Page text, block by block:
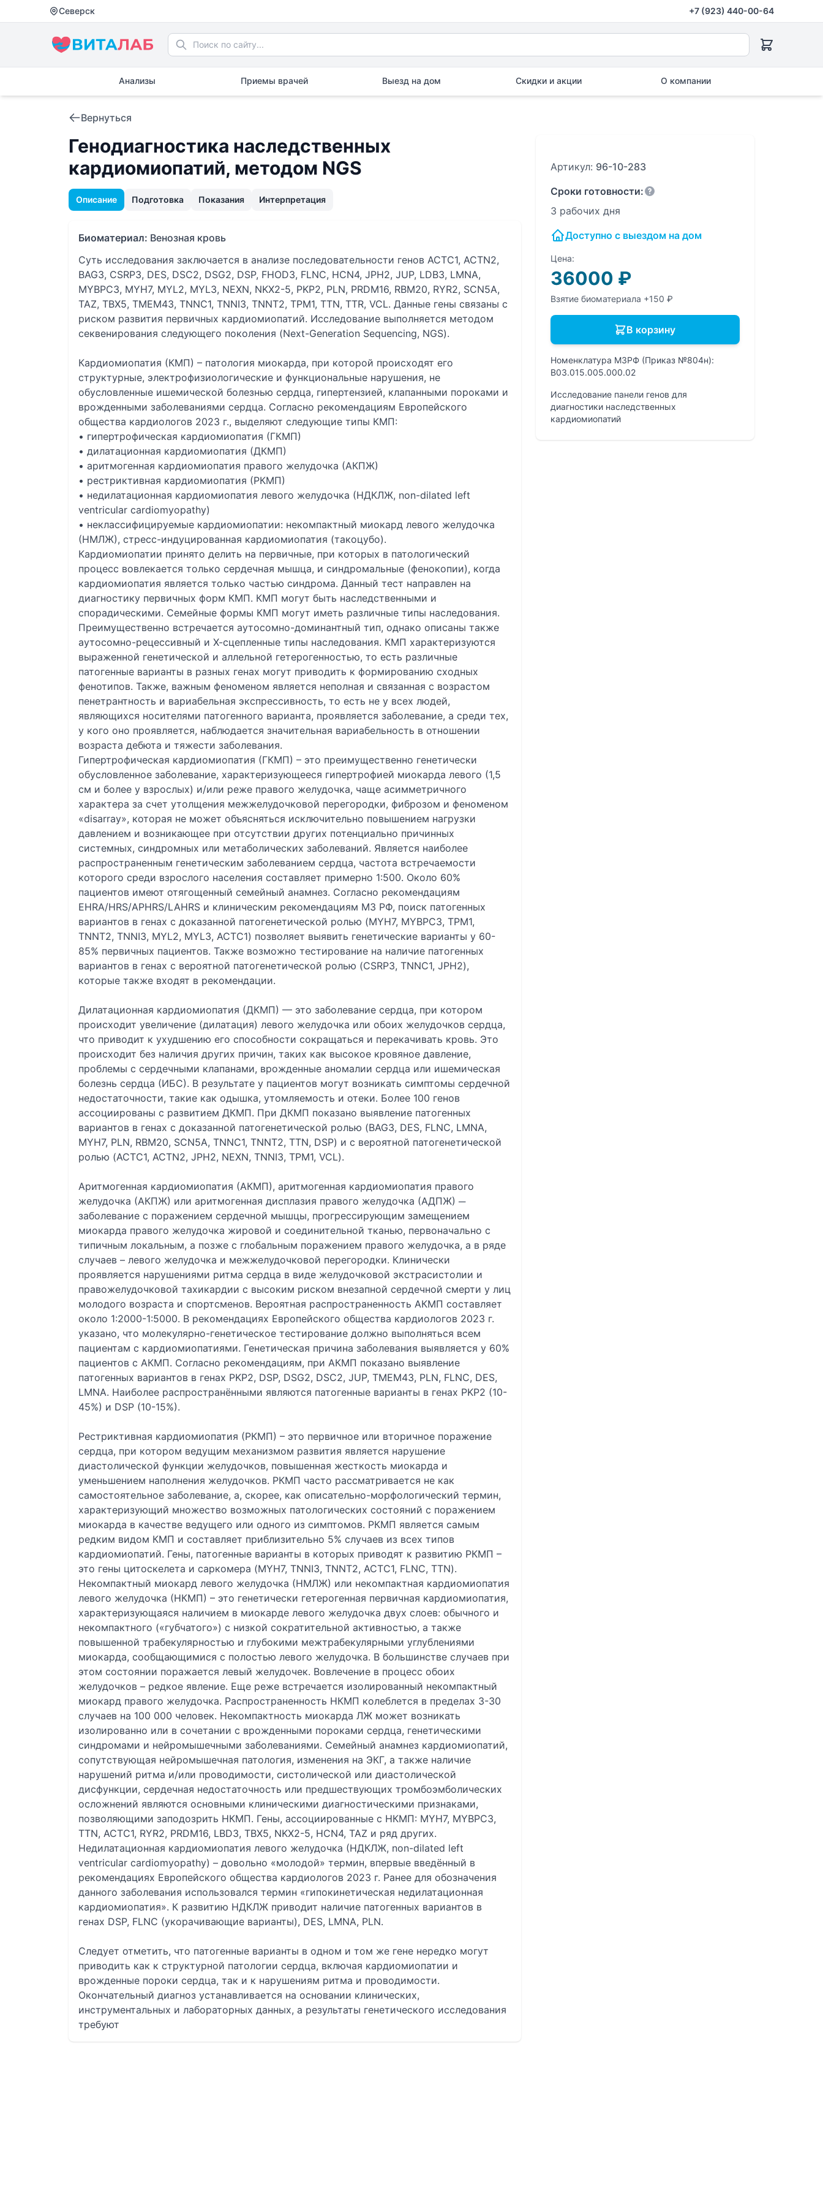
Северск +7 (923) 440-00-64
Анализы Приемы врачей Выезд на дом Скидки и акции О компании
Вернуться
Генодиагностика наследственных
кардиомиопатий, методом NGS
Описание Подготовка Показания Интерпретация
Биоматериал: Венозная кровь
Суть исследования заключается в анализе последовательности генов ACTC1, ACTN2,
BAG3, CSRP3, DES, DSC2, DSG2, DSP, FHOD3, FLNC, HCN4, JPH2, JUP, LDB3, LMNA,
MYBPC3, MYH7, MYL2, MYL3, NEXN, NKX2-5, PKP2, PLN, PRDM16, RBM20, RYR2, SCN5A,
TAZ, TBX5, TMEM43, TNNC1, TNNI3, TNNT2, TPM1, TTN, TTR, VCL. Данные гены связаны с
риском развития первичных кардиомиопатий. Исследование выполняется методом
секвенирования следующего поколения (Next-Generation Sequencing, NGS).
Кардиомиопатия (КМП) – патология миокарда, при которой происходят его
структурные, электрофизиологические и функциональные нарушения, не
обусловленные ишемической болезнью сердца, гипертензией, клапанными пороками и
врожденными заболеваниями сердца. Согласно рекомендациям Европейского
общества кардиологов 2023 г., выделяют следующие типы КМП:
• гипертрофическая кардиомиопатия (ГКМП)
• дилатационная кардиомиопатия (ДКМП)
• аритмогенная кардиомиопатия правого желудочка (АКПЖ)
• рестриктивная кардиомиопатия (РКМП)
• недилатационная кардиомиопатия левого желудочка (НДКЛЖ, non-dilated left
ventricular cardiomyopathy)
• неклассифицируемые кардиомиопатии: некомпактный миокард левого желудочка
(НМЛЖ), стресс-индуцированная кардиомиопатия (такоцубо).
Кардиомиопатии принято делить на первичные, при которых в патологический
процесс вовлекается только сердечная мышца, и синдромальные (фенокопии), когда
кардиомиопатия является только частью синдрома. Данный тест направлен на
диагностику первичных форм КМП. КМП могут быть наследственными и
спорадическими. Семейные формы КМП могут иметь различные типы наследования.
Преимущественно встречается аутосомно-доминантный тип, однако описаны также
аутосомно-рецессивный и Х-сцепленные типы наследования. КМП характеризуются
выраженной генетической и аллельной гетерогенностью, то есть различные
патогенные варианты в разных генах могут приводить к формированию сходных
фенотипов. Также, важным феноменом является неполная и связанная с возрастом
пенетрантность и вариабельная экспрессивность, то есть не у всех людей,
являющихся носителями патогенного варианта, проявляется заболевание, а среди тех,
у кого оно проявляется, наблюдается значительная вариабельность в отношении
возраста дебюта и тяжести заболевания.
Гипертрофическая кардиомиопатия (ГКМП) – это преимущественно генетически
обусловленное заболевание, характеризующееся гипертрофией миокарда левого (1,5
см и более у взрослых) и/или реже правого желудочка, чаще асимметричного
характера за счет утолщения межжелудочковой перегородки, фиброзом и феноменом
«disarray», которая не может объясняться исключительно повышением нагрузки
давлением и возникающее при отсутствии других потенциально причинных
системных, синдромных или метаболических заболеваний. Является наиболее
распространенным генетическим заболеванием сердца, частота встречаемости
которого среди взрослого населения составляет примерно 1:500. Около 60%
пациентов имеют отягощенный семейный анамнез. Согласно рекомендациям
EHRA/HRS/APHRS/LAHRS и клиническим рекомендациям МЗ РФ, поиск патогенных
вариантов в генах с доказанной патогенетической ролью (MYH7, MYBPC3, TPM1,
TNNT2, TNNI3, MYL2, MYL3, ACTC1) позволяет выявить генетические варианты у 60-
85% первичных пациентов. Также возможно тестирование на наличие патогенных
вариантов в генах с вероятной патогенетической ролью (CSRP3, TNNC1, JPH2),
которые также входят в рекомендации.
Дилатационная кардиомиопатия (ДКМП) — это заболевание сердца, при котором
происходит увеличение (дилатация) левого желудочка или обоих желудочков сердца,
что приводит к ухудшению его способности сокращаться и перекачивать кровь. Это
происходит без наличия других причин, таких как высокое кровяное давление,
проблемы с сердечными клапанами, врожденные аномалии сердца или ишемическая
болезнь сердца (ИБС). В результате у пациентов могут возникать симптомы сердечной
недостаточности, такие как одышка, утомляемость и отеки. Более 100 генов
ассоциированы с развитием ДКМП. При ДКМП показано выявление патогенных
вариантов в генах с доказанной патогенетической ролью (BAG3, DES, FLNC, LMNA,
MYH7, PLN, RBM20, SCN5A, TNNC1, TNNT2, TTN, DSP) и с вероятной патогенетической
ролью (ACTC1, ACTN2, JPH2, NEXN, TNNI3, TPM1, VCL).
Аритмогенная кардиомиопатия (АКМП), аритмогенная кардиомиопатия правого
желудочка (АКПЖ) или аритмогенная дисплазия правого желудочка (АДПЖ) ─
заболевание с поражением сердечной мышцы, прогрессирующим замещением
миокарда правого желудочка жировой и соединительной тканью, первоначально с
типичным локальным, а позже с глобальным поражением правого желудочка, а в ряде
случаев – левого желудочка и межжелудочковой перегородки. Клинически
проявляется нарушениями ритма сердца в виде желудочковой экстрасистолии и
правожелудочковой тахикардии с высоким риском внезапной сердечной смерти у лиц
молодого возраста и спортсменов. Вероятная распространенность АКМП составляет
около 1:2000-1:5000. В рекомендациях Европейского общества кардиологов 2023 г.
указано, что молекулярно-генетическое тестирование должно выполняться всем
пациентам с кардиомиопатиями. Генетическая причина заболевания выявляется у 60%
пациентов с АКМП. Согласно рекомендациям, при АКМП показано выявление
патогенных вариантов в генах PKP2, DSP, DSG2, DSC2, JUP, TMEM43, PLN, FLNC, DES,
LMNA. Наиболее распространёнными являются патогенные варианты в генах PKP2 (10-
45%) и DSP (10-15%).
Рестриктивная кардиомиопатия (РКМП) – это первичное или вторичное поражение
сердца, при котором ведущим механизмом развития является нарушение
диастолической функции желудочков, повышенная жесткость миокарда и
уменьшением наполнения желудочков. РКМП часто рассматривается не как
самостоятельное заболевание, а, скорее, как описательно-морфологический термин,
характеризующий множество возможных патологических состояний с поражением
миокарда в качестве ведущего или одного из симптомов. РКМП является самым
редким видом КМП и составляет приблизительно 5% случаев из всех типов
кардиомиопатий. Гены, патогенные варианты в которых приводят к развитию РКМП –
это гены цитоскелета и саркомера (MYH7, TNNI3, TNNT2, ACTC1, FLNC, TTN).
Некомпактный миокард левого желудочка (НМЛЖ) или некомпактная кардиомиопатия
левого желудочка (НКМП) – это генетически гетерогенная первичная кардиомиопатия,
характеризующаяся наличием в миокарде левого желудочка двух слоев: обычного и
некомпактного («губчатого») с низкой сократительной активностью, а также
повышенной трабекулярностью и глубокими межтрабекулярными углублениями
миокарда, сообщающимися с полостью левого желудочка. В большинстве случаев при
этом состоянии поражается левый желудочек. Вовлечение в процесс обоих
желудочков – редкое явление. Еще реже встречается изолированный некомпактный
миокард правого желудочка. Распространенность НКМП колеблется в пределах 3-30
случаев на 100 000 человек. Некомпактность миокарда ЛЖ может возникать
изолированно или в сочетании с врожденными пороками сердца, генетическими
синдромами и нейромышечными заболеваниями. Семейный анамнез кардиомиопатий,
сопутствующая нейромышечная патология, изменения на ЭКГ, а также наличие
нарушений ритма и/или проводимости, систолической или диастолической
дисфункции, сердечная недостаточность или предшествующих тромбоэмболических
осложнений являются основными клиническими диагностическими признаками,
позволяющими заподозрить НКМП. Гены, ассоциированные с НКМП: MYН7, MYBPC3,
TTN, ACTC1, RYR2, PRDM16, LBD3, TBX5, NKX2-5, HCN4, TAZ и ряд других.
Недилатационная кардиомиопатия левого желудочка (НДКЛЖ, non-dilated left
ventricular cardiomyopathy) – довольно «молодой» термин, впервые введённый в
рекомендациях Европейского общества кардиологов 2023 г. Ранее для обозначения
данного заболевания использовался термин «гипокинетическая недилатационная
кардиомиопатия». К развитию НДКЛЖ приводит наличие патогенных вариантов в
генах DSP, FLNC (укорачивающие варианты), DES, LMNA, PLN.
Следует отметить, что патогенные варианты в одном и том же гене нередко могут
приводить как к структурной патологии сердца, включая кардиомиопатии и
врожденные пороки сердца, так и к нарушениям ритма и проводимости.
Окончательный диагноз устанавливается на основании клинических,
инструментальных и лабораторных данных, а результаты генетического исследования
требуют
Артикул: 96-10-283
Сроки готовности:
3 рабочих дня
Доступно с выездом на дом
Цена:
36000 ₽
Взятие биоматериала +150 ₽
В корзину
Номенклатура МЗРФ (Приказ №804н):
B03.015.005.000.02
Исследование панели генов для
диагностики наследственных
кардиомиопатий